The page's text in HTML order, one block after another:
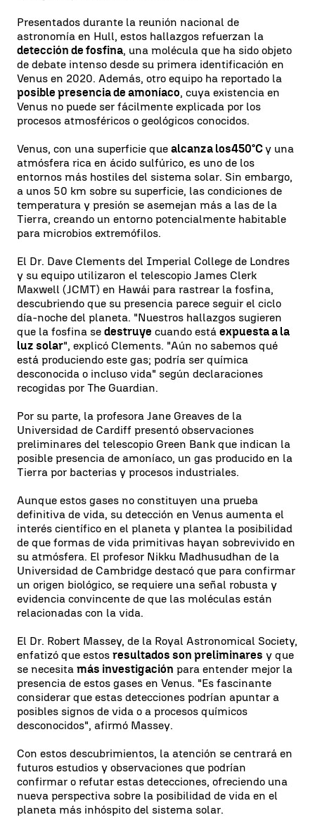
Presentados durante la reunión nacional de
astronomía en Hull, estos hallazgos refuerzan la
detección de fosfina, una molécula que ha sido objeto
de debate intenso desde su primera identificación en
Venus en 2020. Además, otro equipo ha reportado la
posible presencia de amoníaco, cuya existencia en
Venus no puede ser fácilmente explicada por los
procesos atmosféricos o geológicos conocidos.
Venus, con una superficie que alcanza los450°Cy una
atmósfera rica en ácido sulfúrico, es uno de los
entornos más hostiles del sistema solar. Sin embargo,
a unos 50 km sobre su superficie, las condiciones de
temperatura y presión se asemejan más a las de la
Tierra, creando un entorno potencialmente habitable
para microbios extremófilos.
El Dr. Dave Clements del Imperial College de Londres
y su equipo utilizaron el telescopio James Clerk
Maxwell (JCMT) en Hawái para rastrear la fosfina,
descubriendo que su presencia parece seguir el ciclo
día-noche del planeta. "Nuestros hallazgos sugieren
que la fosfina se destruye cuando está expuesta a la
luz solar", explicó Clements. "Aún no sabemos qué
está produciendo este gas; podría ser química
desconocida o incluso vida" según declaraciones
recogidas por The Guardian.
Por su parte, la profesora Jane Greaves de la
Universidad de Cardiff presentó observaciones
preliminares del telescopio Green Bank que indican la
posible presencia de amoníaco, un gas producido en la
Tierra por bacterias y procesos industriales.
Aunque estos gases no constituyen una prueba
definitiva de vida, su detección en Venus aumenta el
interés científico en el planeta y plantea la posibilidad
de que formas de vida primitivas hayan sobrevivido en
su atmósfera. El profesor Nikku Madhusudhan de la
Universidad de Cambridge destacó que para confirmar
un origen biológico, se requiere una señal robusta y
evidencia convincente de que las moléculas están
relacionadas con la vida.
El Dr. Robert Massey, de la Royal Astronomical Society,
enfatizó que estos resultados son preliminares y que
se necesita más investigación para entender mejor la
presencia de estos gases en Venus. "Es fascinante
considerar que estas detecciones podrían apuntar a
posibles signos de vida o a procesos químicos
desconocidos", afirmó Massey.
Con estos descubrimientos, la atención se centrará en
futuros estudios y observaciones que podrían
confirmar o refutar estas detecciones, ofreciendo una
nueva perspectiva sobre la posibilidad de vida en el
planeta más inhóspito del sistema solar.